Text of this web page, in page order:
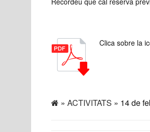
Clica sobre la
» ACTIVITATS » 14 de